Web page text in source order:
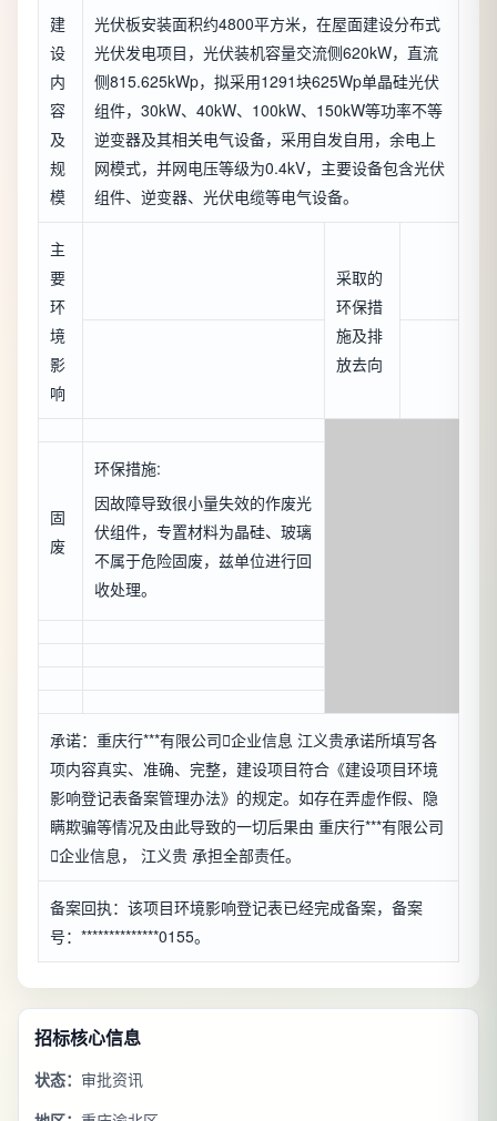
建
设
内
容
及
规
模
光伏板安装面积约4800平方米，在屋面建设分布式
光伏发电项目，光伏装机容量交流侧620kW，直流
侧815.625kWp，拟采用1291块625Wp单晶硅光伏
组件，30kW、40kW、100kW、150kW等功率不等
逆变器及其相关电气设备，采用自发自用，余电上
网模式，并网电压等级为0.4kV，主要设备包含光伏
组件、逆变器、光伏电缆等电气设备。
主
要
环
境
影
响
采取的
环保措
施及排
放去向
固
废
环保措施:
因故障导致很小量失效的作废光
伏组件，专置材料为晶硅、玻璃
不属于危险固废，兹单位进行回
收处理。
承诺：重庆行***有限公司企业信息 江义贵承诺所填写各
项内容真实、准确、完整，建设项目符合《建设项目环境
影响登记表备案管理办法》的规定。如存在弄虚作假、隐
瞒欺骗等情况及由此导致的一切后果由 重庆行***有限公司
企业信息， 江义贵 承担全部责任。
备案回执：该项目环境影响登记表已经完成备案，备案
号：**************0155。
招标核心信息
状态： 审批资讯